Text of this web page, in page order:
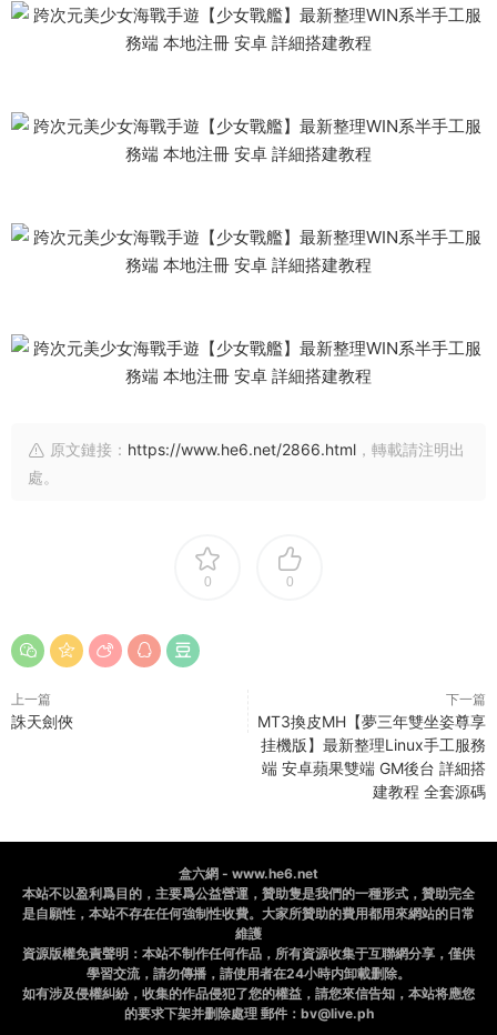
原文鏈接： https://www.he6.net/2866.html ，轉載請注明出
處。
0 0
上一篇
誅天劍俠
下一篇
MT3換皮MH【夢三年雙坐姿尊享
挂機版】最新整理Linux手工服務
端 安卓蘋果雙端 GM後台 詳細搭
建教程 全套源碼
盒六網 - www.he6.net
本站不以盈利爲目的，主要爲公益營運，贊助隻是我們的一種形式，贊助完全
是自願性，本站不存在任何強制性收費。大家所贊助的費用都用來網站的日常
維護
資源版權免責聲明：本站不制作任何作品，所有資源收集于互聯網分享，僅供
學習交流，請勿傳播，請使用者在24小時内卸載删除。
如有涉及侵權糾紛，收集的作品侵犯了您的權益，請您來信告知，本站将應您
的要求下架并删除處理 郵件：bv@live.ph